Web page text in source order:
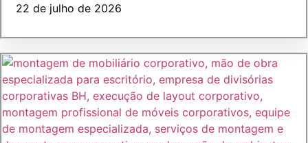
22 de julho de 2026